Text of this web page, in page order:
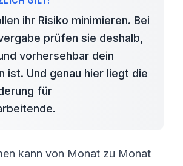
ihr Risiko minimieren. Bei
prüfen sie deshalb,
vorhersehbar dein
ist. Und genau hier liegt die
für
kann von Monat zu Monat